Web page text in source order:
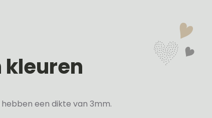
een dikte van 3mm.